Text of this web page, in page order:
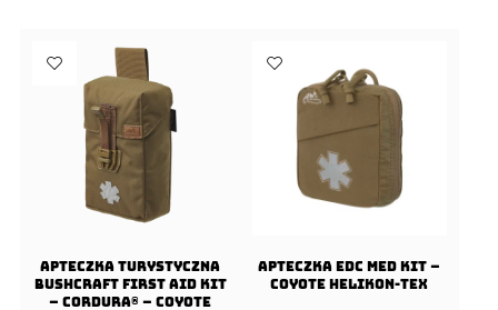
Apteczka Turystyczna
Bushcraft First Aid Kit
– Cordura® – Coyote
Apteczka EDC Med Kit –
Coyote Helikon-Tex